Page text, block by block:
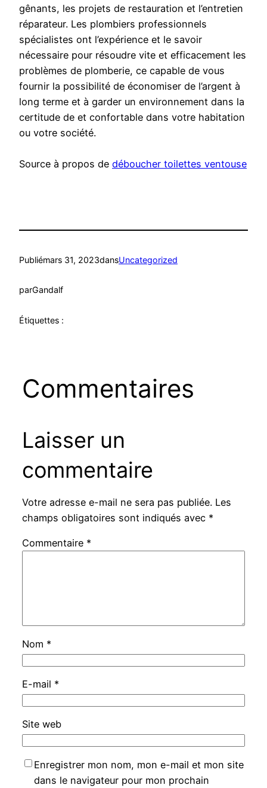
gênants, les projets de restauration et l’entretien
réparateur. Les plombiers professionnels
spécialistes ont l’expérience et le savoir
nécessaire pour résoudre vite et efficacement les
problèmes de plomberie, ce capable de vous
fournir la possibilité de économiser de l’argent à
long terme et à garder un environnement dans la
certitude de et confortable dans votre habitation
ou votre société.
Source à propos de déboucher toilettes ventouse
Publiémars 31, 2023dansUncategorized
parGandalf
Étiquettes :
Commentaires
Laisser un
commentaire
Votre adresse e-mail ne sera pas publiée. Les
champs obligatoires sont indiqués avec *
Commentaire *
Nom *
E-mail *
Site web
Enregistrer mon nom, mon e-mail et mon site
dans le navigateur pour mon prochain